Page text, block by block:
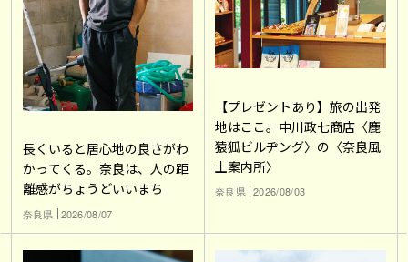
長くいると居心地の良さがわ
かってくる。奈良は、人の距
離感がちょうどいいまち
奈良県 2026/08/07
【プレゼントあり】旅の出発
地はここ。中川政七商店〈鹿
猿狐ビルヂング〉の〈奈良風
土案内所〉
奈良県 2026/08/03